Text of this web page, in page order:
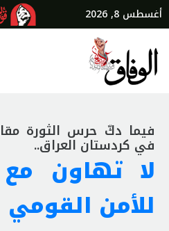
أغسطس 8, 2026
فيما دكّ حرس الثورة
في كردستان العراق..
لا تهاون
للأمن القومي